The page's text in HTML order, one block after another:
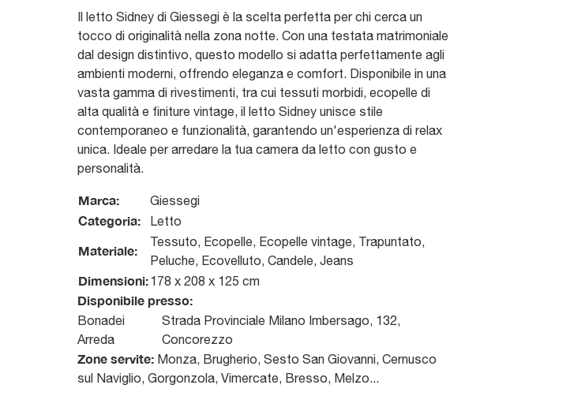
Il letto Sidney di Giessegi è la scelta perfetta per chi cerca un
tocco di originalità nella zona notte. Con una testata matrimoniale
dal design distintivo, questo modello si adatta perfettamente agli
ambienti moderni, offrendo eleganza e comfort. Disponibile in una
vasta gamma di rivestimenti, tra cui tessuti morbidi, ecopelle di
alta qualità e finiture vintage, il letto Sidney unisce stile
contemporaneo e funzionalità, garantendo un'esperienza di relax
unica. Ideale per arredare la tua camera da letto con gusto e
personalità.
Marca: Giessegi
Categoria: Letto
Materiale:
Tessuto, Ecopelle, Ecopelle vintage, Trapuntato,
Peluche, Ecovelluto, Candele, Jeans
Dimensioni:178 x 208 x 125 cm
Disponibile presso:
Bonadei
Arreda
Strada Provinciale Milano Imbersago, 132,
Concorezzo
Zone servite: Monza, Brugherio, Sesto San Giovanni, Cernusco
sul Naviglio, Gorgonzola, Vimercate, Bresso, Melzo...